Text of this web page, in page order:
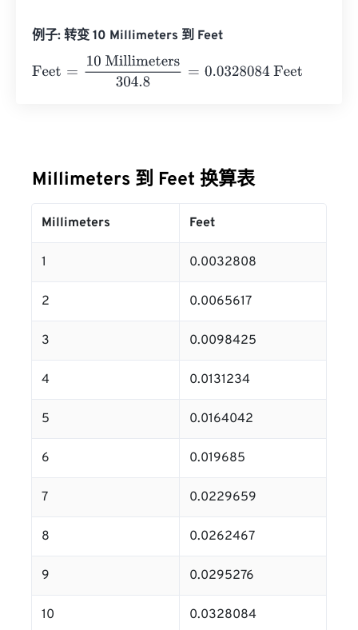
例子: 转变 10 Millimeters 到 Feet
Feet = 10 Millimeters304.8 0.0328084 Feet
Millimeters 到 Feet 换算表
Millimeters Feet
1 0.0032808
2 0.0065617
3 0.0098425
4 0.0131234
5 0.0164042
6 0.019685
7 0.0229659
8 0.0262467
9 0.0295276
10 0.0328084